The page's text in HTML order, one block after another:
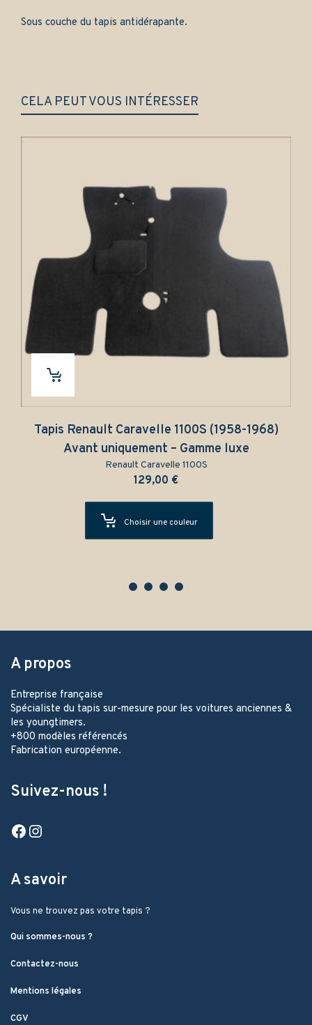
Sous couche du tapis antidérapante.
CELA PEUT VOUS INTÉRESSER
Tapis Renault Caravelle 1100S (1958-1968)
Avant uniquement – Gamme luxe
Renault Caravelle 1100S
129,00 €
Choisir une couleur
A propos
Entreprise française
Spécialiste du tapis sur-mesure pour les voitures anciennes &
les youngtimers.
+800 modèles référencés
Fabrication européenne.
Suivez-nous !
Facebook
A savoir
Vous ne trouvez pas votre tapis ?
Qui sommes-nous ?
Contactez-nous
Mentions légales
CGV